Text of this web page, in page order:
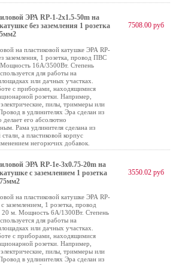
ЭРА RP-1-2x1.5-50m на
без заземления 1 розетка
на пластиковой катушке ЭРА RP-
заземления, 1 розетка, провод ПВС
16А/3500Вт. Степень
для работы на
или дачных участках.
с приборами, находящимися
розетки. Например,
электрические, пилы, триммеры или
в удлинителях Эра сделан из
делает его абсолютно
Рама удлинителя сделана из
а пластиковой корпус
негорючих добавок.
7508.00 руб
ЭРА RP-1e-3х0.75-20m на
c заземлением 1 розетка
на пластиковой катушке ЭРА RP-
заземлением, 1 розетка, провод
м. Мощность 6А/1300Вт. Степень
для работы на
или дачных участках.
с приборами, находящимися
розетки. Например,
электрические, пилы, триммеры или
в удлинителях Эра сделан из
3550.02 руб